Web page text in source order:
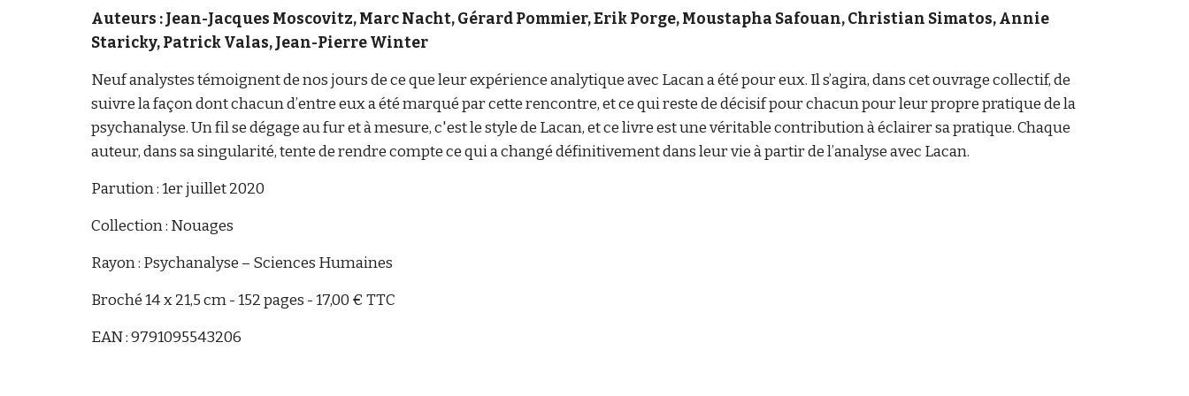
Auteurs : ​Jean-Jacques Moscovitz, Marc Nacht, Gérard Pommier, Erik Porge, Moustapha Safouan, Christian Simatos, Annie
Staricky, Patrick Valas, Jean-Pierre Winter
​Neuf analystes témoignent de nos jours de ce que leur expérience analytique avec Lacan a été pour eux. Il s’agira, dans cet ouvrage collectif, de
suivre la façon dont chacun d’entre eux a été marqué par cette rencontre, et ce qui reste de décisif pour chacun pour leur propre pratique de la
psychanalyse. Un fil se dégage au fur et à mesure, c'est le style de Lacan, et ce livre est une véritable contribution à éclairer sa pratique. Chaque
auteur, dans sa singularité, tente de rendre compte ce qui a changé définitivement dans leur vie à partir de l’analyse avec Lacan.
Parution : 1er juillet 2020
Collection : Nouages
Rayon : Psychanalyse – Sciences Humaines
Broché 14 x 21,5 cm - 152 pages - 17,00 € TTC
EAN : 9791095543206